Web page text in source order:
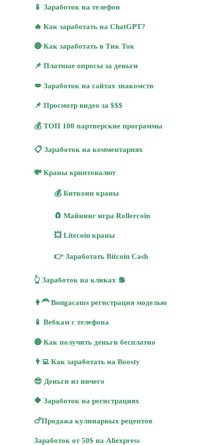
📱 Заработок на телефон
🔥 Как заработать на ChatGPT?
🔴 Как заработать в Тик Ток
📌 Платные опросы за деньги
💋 Заработок на сайтах знакомств
📌 Просмотр видео за $$$
💰 ТОП 100 партнерские программы
📋 Заработок на комментариях
💸 Краны криптовалют
💰 Биткоин краны
🧲 Майнинг игра Rollercoin
💥 Litecoin краны
👉 Заработать Bitcoin Cash
👆 Заработок на кликах 💲
👩‍🦰 Bongacams регистрация моделью
📱 Вебкам с телефона
🔴 Как получить деньги бесплатно
👨‍💻 Как заработать на Boosty
😎 Деньги из ничего
🔶 Заработок на регистрациях
🍗Продажа кулинарных рецептов
Заработок от 50$ на Aliexpress